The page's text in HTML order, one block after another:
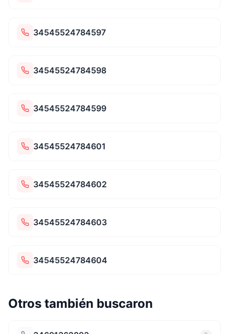
34545524784597
34545524784598
34545524784599
34545524784601
34545524784602
34545524784603
34545524784604
Otros también buscaron